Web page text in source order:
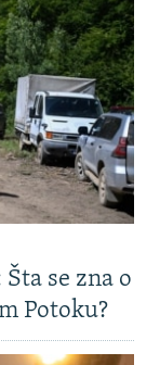
se zna o
Potoku?